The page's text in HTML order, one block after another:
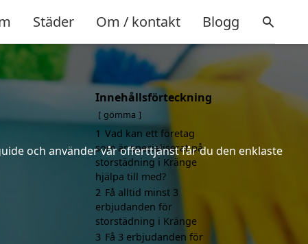
Städer Om / kontakt Blogg
och använder vår offerttjänst får du den enklaste
Innehållsförteckning
gömma
1 Vad kan ett företag
som är specialiserat på
storstädning i Kränge
hjälpa till med?
2 Få alltid minst 3
erbjudanden för
storstädning i Kränge
3 Få 3 erbjudanden för